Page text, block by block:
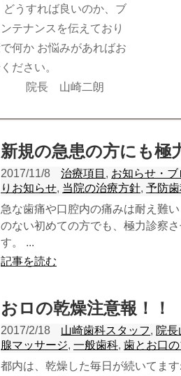
うすれば良いのか、ブ
テナンスを伝えており
何か お悩みがあればお
ださい。
崎二朗
新規の急患の方にも極
2017/11/8 治療項目 , お知らせ・ブ
りお知らせ, 当院の治療方針, 予防
急な歯痛や口腔内の痛みは耐え難
のない初めての方でも、極力診察
す。 ...
記事を読む
おロの乾燥注意報！！
2017/2/18 山崎歯科スタッフ, 院
腺マッサージ, 一般歯科, 歯とお口
都内は、乾燥した毎日が続いてま